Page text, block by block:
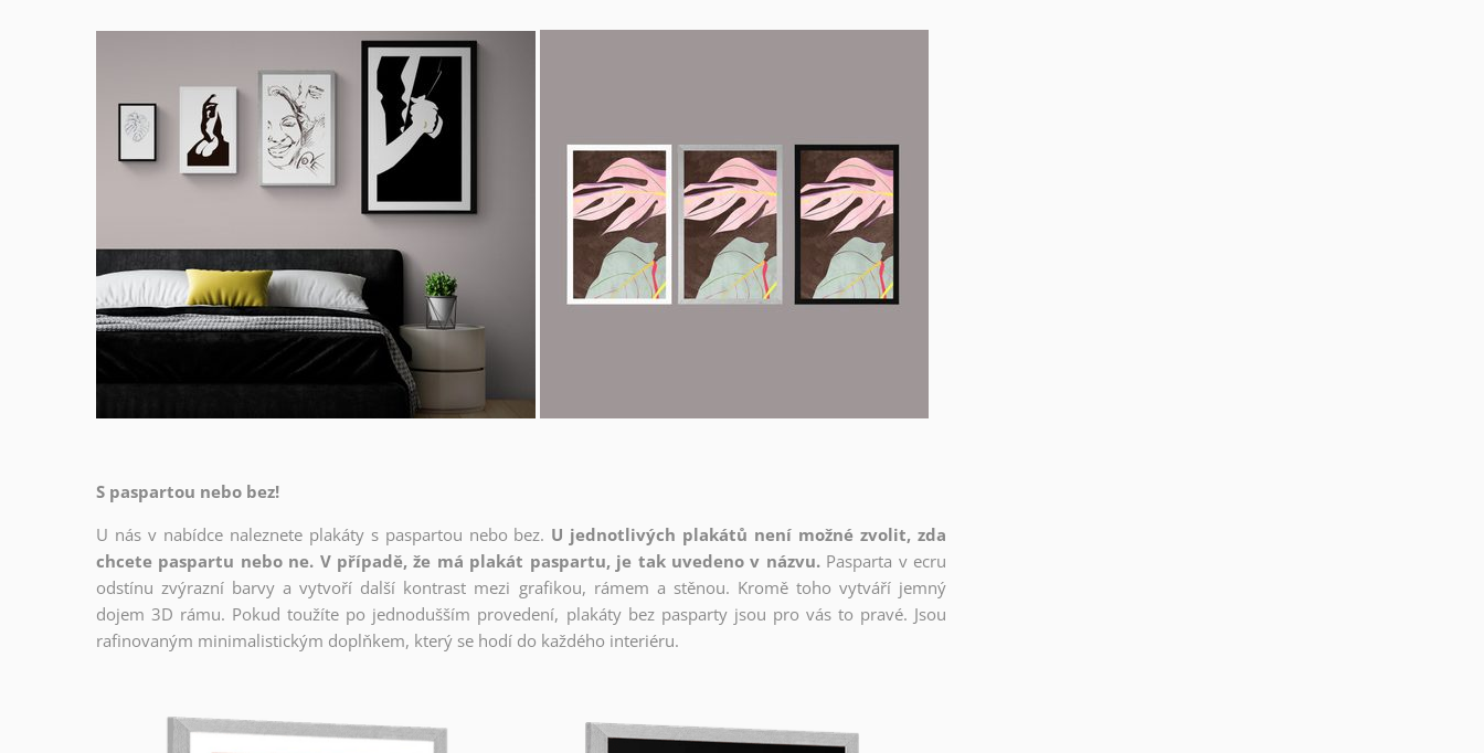
S paspartou nebo bez!
U nás v nabídce naleznete plakáty s paspartou nebo bez. U jednotlivých plakátů není možné zvolit, zda
chcete paspartu nebo ne. V případě, že má plakát paspartu, je tak uvedeno v názvu. Pasparta v ecru
odstínu zvýrazní barvy a vytvoří další kontrast mezi grafikou, rámem a stěnou. Kromě toho vytváří jemný
dojem 3D rámu. Pokud toužíte po jednodušším provedení, plakáty bez pasparty jsou pro vás to pravé. Jsou
rafinovaným minimalistickým doplňkem, který se hodí do každého interiéru.